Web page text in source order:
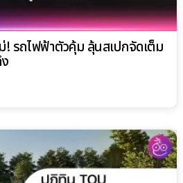
รถไฟฟ้าตัวคุ้ม ลุ้นสเปกจัดเต็ม